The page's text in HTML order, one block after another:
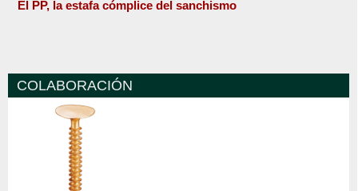
El PP, la estafa cómplice del sanchismo
COLABORACIÓN